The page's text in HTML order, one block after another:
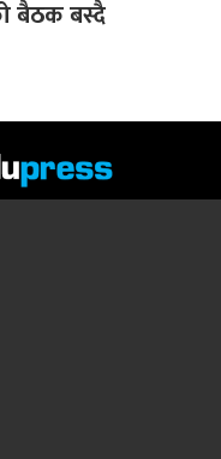
बैठक बस्दै